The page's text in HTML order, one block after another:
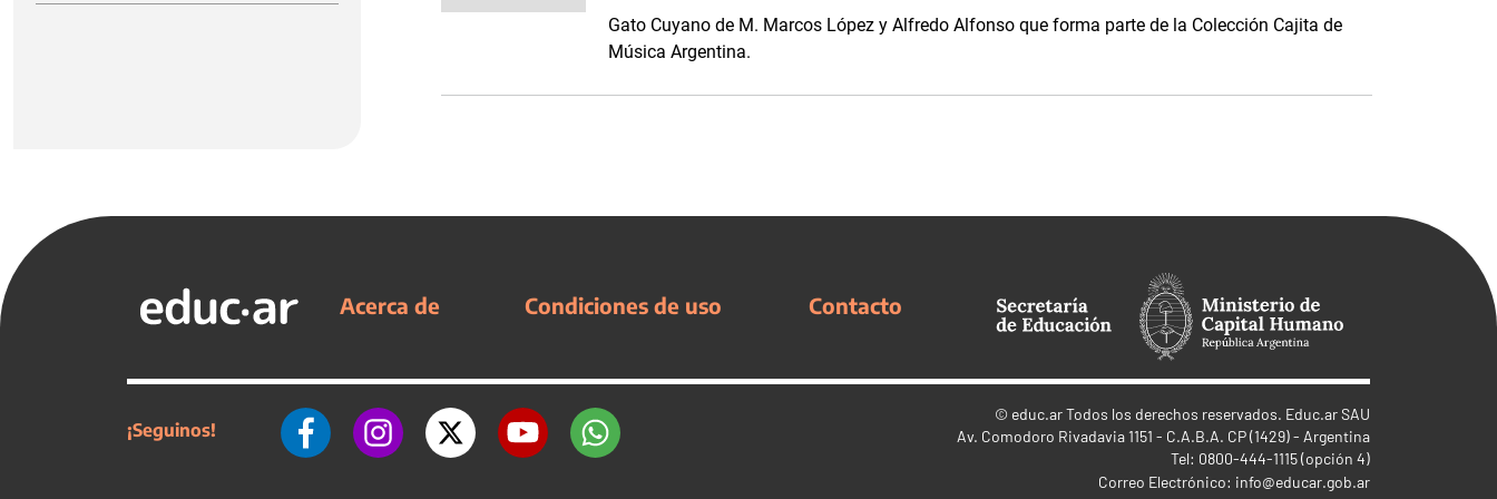
Gato Cuyano de M. Marcos López y Alfredo Alfonso que forma parte de la Colección Cajita de
Música Argentina.
Acerca de Condiciones de uso Contacto
¡Seguinos!
© educ.arTodos los derechos reservados. Educ.ar SAU
Av. Comodoro Rivadavia 1151 - C.A.B.A. CP (1429) - Argentina
Tel: 0800-444-1115 (opción 4)
Correo Electrónico: info@educar.gob.ar